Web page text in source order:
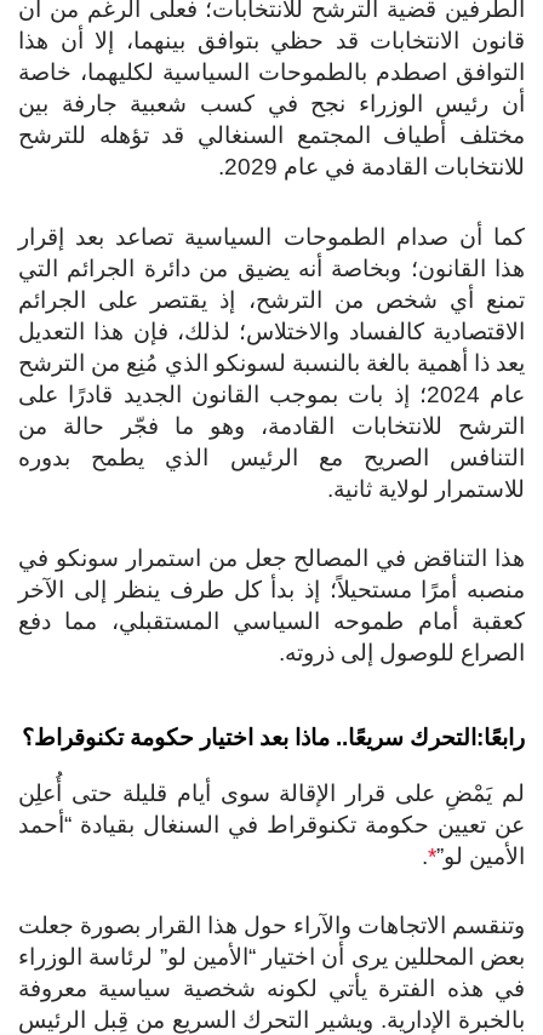
قضية الترشح للانتخابات؛ فعلى الرغم من أن
الانتخابات قد حظي بتوافق بينهما، إلا أن هذا
اصطدم بالطموحات السياسية لكليهما، خاصة
رئيس الوزراء نجح في كسب شعبية جارفة بين
أطياف المجتمع السنغالي قد تؤهله للترشح
القادمة في عام 2029.
أن صدام الطموحات السياسية تصاعد بعد إقرار
القانون؛ وبخاصة أنه يضيق من دائرة الجرائم التي
أي شخص من الترشح، إذ يقتصر على الجرائم
كالفساد والاختلاس؛ لذلك، فإن هذا التعديل
ذا أهمية بالغة بالنسبة لسونكو الذي مُنِع من الترشح
عام 2024؛ إذ بات بموجب القانون الجديد قادرًا على
للانتخابات القادمة، وهو ما فجّر حالة من
الصريح مع الرئيس الذي يطمح بدوره
لولاية ثانية.
التناقض في المصالح جعل من استمرار سونكو في
أمرًا مستحيلاً؛ إذ بدأ كل طرف ينظر إلى الآخر
أمام طموحه السياسي المستقبلي، مما دفع
للوصول إلى ذروته.
سريعًا.. ماذا بعد اختيار حكومة تكنوقراط؟
يَمْضِ على قرار الإقالة سوى أيام قليلة حتى أُعلِن
تعيين حكومة تكنوقراط في السنغال بقيادة “أحمد
لو” *
.
الاتجاهات والآراء حول هذا القرار بصورة جعلت
المحللين يرى أن اختيار “الأمين لو” لرئاسة الوزراء
هذه الفترة يأتي لكونه شخصية سياسية معروفة
الإدارية. ويشير التحرك السريع من قِبل الرئيس